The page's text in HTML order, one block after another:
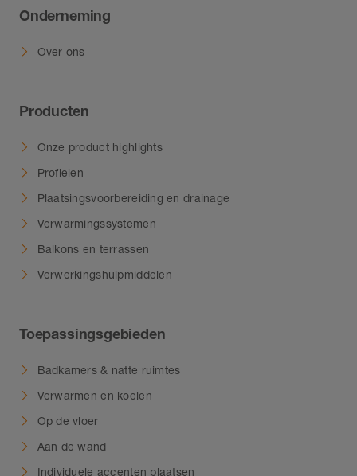
Onderneming
Over ons
Producten
Onze product highlights
Profielen
Plaatsingsvoorbereiding en drainage
Verwarmingssystemen
Balkons en terrassen
Verwerkingshulpmiddelen
Toepassingsgebieden
Badkamers & natte ruimtes
Verwarmen en koelen
Op de vloer
Aan de wand
Individuele accenten plaatsen